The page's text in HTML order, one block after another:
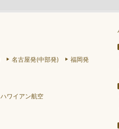
名古屋発(中部発) 福岡発
ハワイアン航空